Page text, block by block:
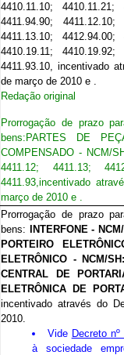
4410.11.10; 4410.11.21;
4411.94.90; 4411.12.10;
4411.13.10; 4412.94.00;
4410.19.11; 4410.19.92;
4411.93.10, incentivado
de março de 2010 e .
Redação original
Prorrogação de prazo
bens: PARTES DE
COMPENSADO - NCM/
4411.12; 4411.13;
4411.93,incentivado
março de 2010 e .
Prorrogação de prazo
bens:
INTERFONE -
PORTEIRO
ELETRÔNICO - NCM/
CENTRAL DE
ELETRÔNICA DE
incentivado através do
2010.
Vide Decreto
à sociedade